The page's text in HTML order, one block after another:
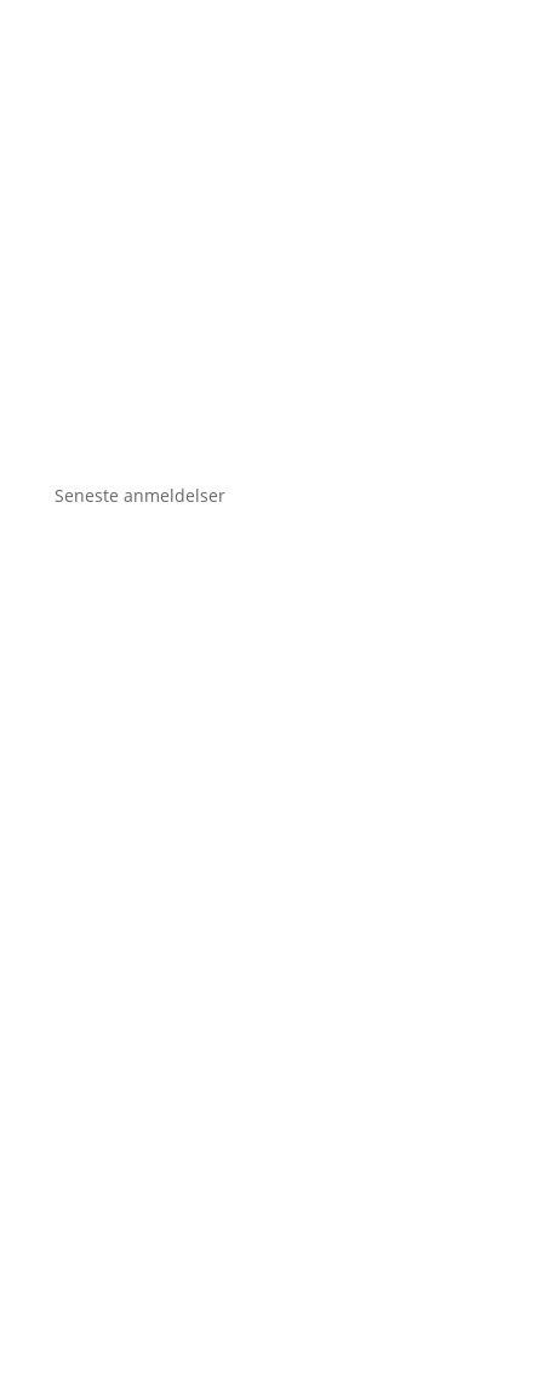
Seneste anmeldelser